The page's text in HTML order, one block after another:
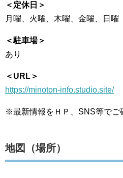
＜定休日＞
月曜、火曜、木曜、金曜、日曜
＜駐車場＞
あり
＜URL＞
https://minoton-info.studio.site/
※最新情報をＨＰ、SNS等でご
地図（場所）